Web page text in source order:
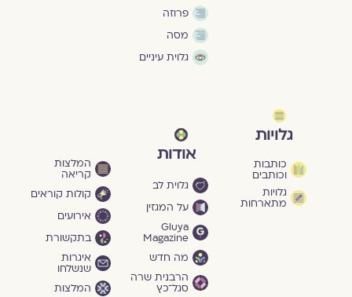
פרוזה
מסה
גלוית עיניים
גלויות
כותבות
וכותבים
גלויות
מתארחות
אודות
גלוית לב
על המגזין
Gluya
Magazine
מה חדש
הרבנית שרה
סגל־כץ
המלצות
קריאה
קולות קוראים
אירועים
בתקשורת
איגרות
שנשלחו
המלצות